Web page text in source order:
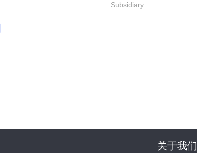
Subsidiary
关于我们